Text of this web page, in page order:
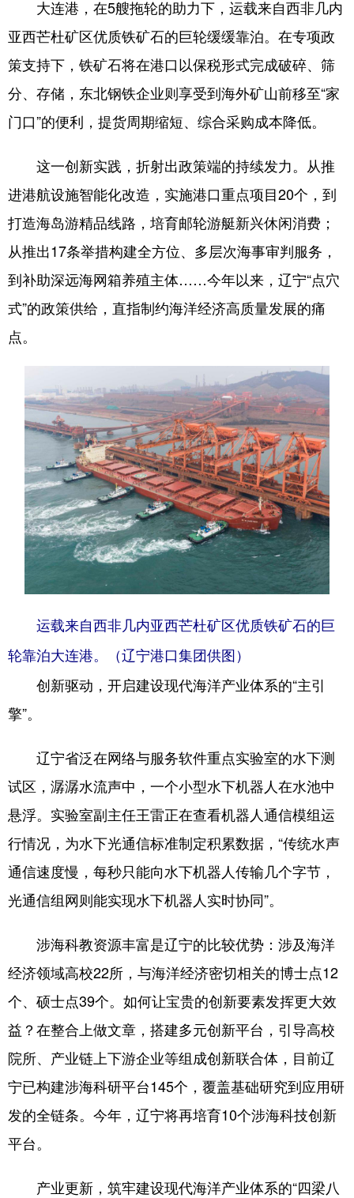
大连港，在5艘拖轮的助力下，运载来自西非几内
亚西芒杜矿区优质铁矿石的巨轮缓缓靠泊。在专项政
策支持下，铁矿石将在港口以保税形式完成破碎、筛
分、存储，东北钢铁企业则享受到海外矿山前移至“家
门口”的便利，提货周期缩短、综合采购成本降低。
这一创新实践，折射出政策端的持续发力。从推
进港航设施智能化改造，实施港口重点项目20个，到
打造海岛游精品线路，培育邮轮游艇新兴休闲消费；
从推出17条举措构建全方位、多层次海事审判服务，
到补助深远海网箱养殖主体……今年以来，辽宁“点穴
式”的政策供给，直指制约海洋经济高质量发展的痛
点。
运载来自西非几内亚西芒杜矿区优质铁矿石的巨
轮靠泊大连港。（辽宁港口集团供图）
创新驱动，开启建设现代海洋产业体系的“主引
擎”。
辽宁省泛在网络与服务软件重点实验室的水下测
试区，潺潺水流声中，一个小型水下机器人在水池中
悬浮。实验室副主任王雷正在查看机器人通信模组运
行情况，为水下光通信标准制定积累数据，“传统水声
通信速度慢，每秒只能向水下机器人传输几个字节，
光通信组网则能实现水下机器人实时协同”。
涉海科教资源丰富是辽宁的比较优势：涉及海洋
经济领域高校22所，与海洋经济密切相关的博士点12
个、硕士点39个。如何让宝贵的创新要素发挥更大效
益？在整合上做文章，搭建多元创新平台，引导高校
院所、产业链上下游企业等组成创新联合体，目前辽
宁已构建涉海科研平台145个，覆盖基础研究到应用研
发的全链条。今年，辽宁将再培育10个涉海科技创新
平台。
产业更新，筑牢建设现代海洋产业体系的“四梁八